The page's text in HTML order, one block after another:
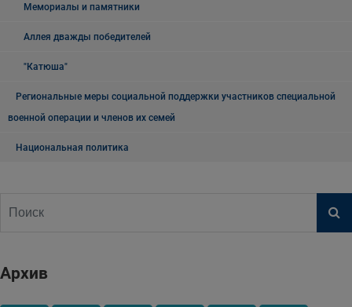
Мемориалы и памятники
Аллея дважды победителей
"Катюша"
Региональные меры социальной поддержки участников специальной
военной операции и членов их семей
Национальная политика
Архив